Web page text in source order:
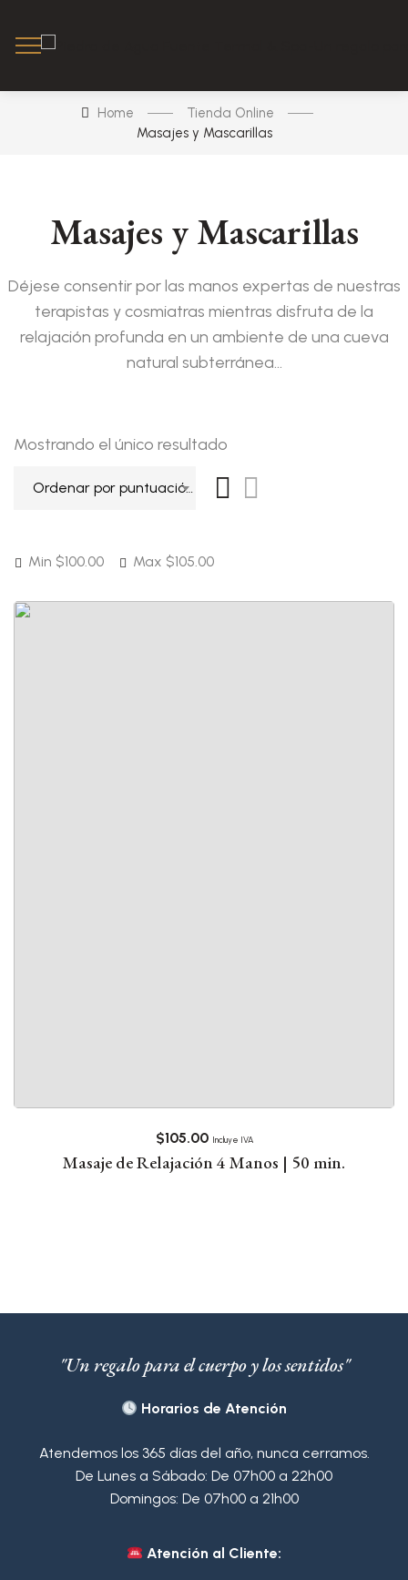
Home
Tienda Online
Masajes y Mascarillas
Masajes y Mascarillas
Déjese consentir por las manos expertas de nuestras
terapistas y cosmiatras mientras disfruta de la
relajación profunda en un ambiente de una cueva
natural subterránea…
Mostrando el único resultado
Ordenar por puntuación media
Min $100.00 Max $105.00
$105.00 Incluye IVA
Masaje de Relajación 4 Manos | 50 min.
"Un regalo para el cuerpo y los sentidos"
Horarios de Atención
Atendemos los 365 días del año, nunca cerramos.
De Lunes a Sábado: De 07h00 a 22h00
Domingos: De 07h00 a 21h00
Atención al Cliente: